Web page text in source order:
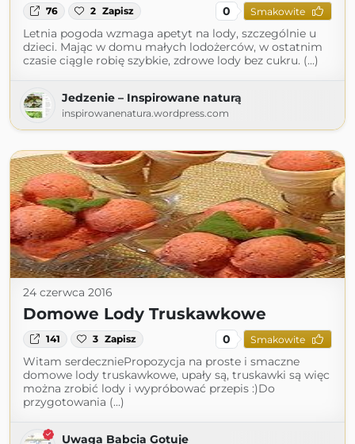
76 2 Zapisz 0 Smakowite
Letnia pogoda wzmaga apetyt na lody, szczególnie u
dzieci. Mając w domu małych lodożerców, w ostatnim
czasie ciągle robię szybkie, zdrowe lody bez cukru. (...)
Jedzenie – Inspirowane naturą
inspirowanenatura.wordpress.com
24 czerwca 2016
Domowe Lody Truskawkowe
141 3 Zapisz 0 Smakowite
Witam serdeczniePropozycja na proste i smaczne
domowe lody truskawkowe, upały są, truskawki są więc
można zrobić lody i wypróbować przepis :)Do
przygotowania (...)
Uwaga Babcia Gotuje